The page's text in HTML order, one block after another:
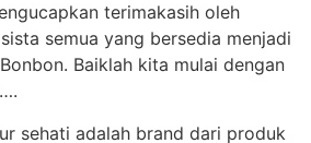
terimakasih oleh
semua yang bersedia menjadi
Baiklah kita mulai dengan
sehati adalah brand dari produk